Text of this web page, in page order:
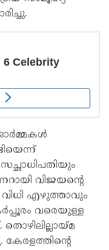
വിജയൻ്റെ
വിധി എഴുത്താവും
വരെയുള്ള